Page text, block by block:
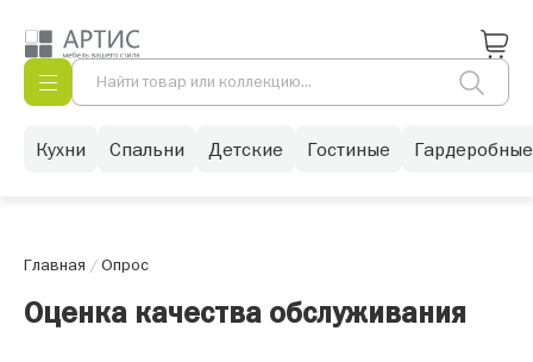
Кухни Спальни Детские Гостиные Гардеробные
Главная /Опрос
Оценка качества обслуживания